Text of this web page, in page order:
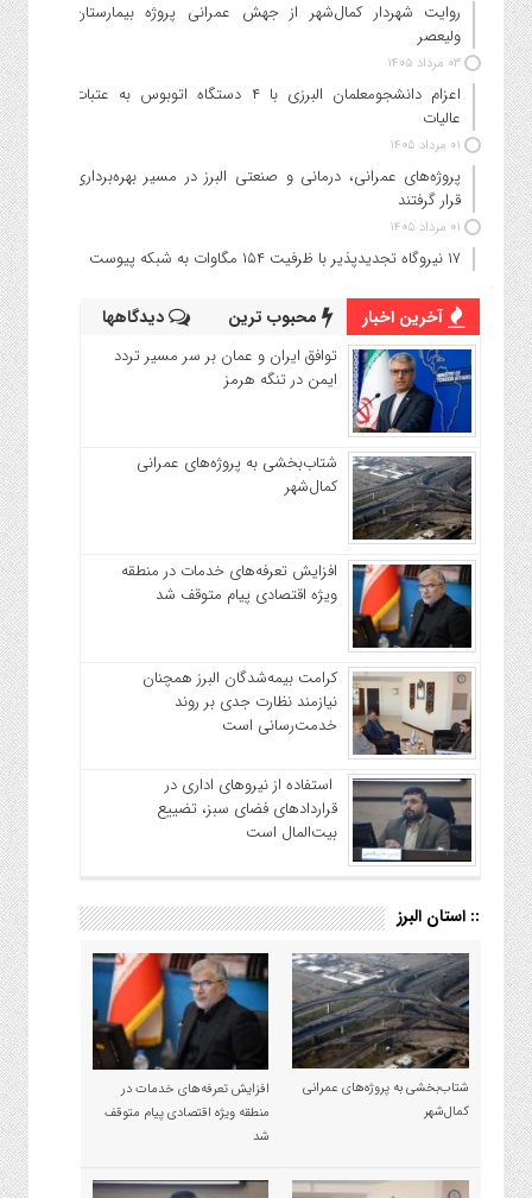
روایت شهردار کمال‌شهر از جهش عمرانی پروژه بیمارستان
ولیعصر
۰۳ مرداد ۱۴۰۵
اعزام دانشجو‌معلمان البرزی با ۴ دستگاه اتوبوس به عتبات
عالیات
۰۱ مرداد ۱۴۰۵
پروژه‌های عمرانی، درمانی و صنعتی البرز در مسیر بهره‌برداری
قرار گرفتند
۰۱ مرداد ۱۴۰۵
۱۷ نیروگاه تجدیدپذیر با ظرفیت ۱۵۴ مگاوات به شبکه پیوست
آخرین اخبار محبوب ترین دیدگاهها
توافق ایران و عمان بر سر مسیر تردد
ایمن در تنگه هرمز
شتاب‌بخشی به پروژه‌های عمرانی
کمال‌شهر
افزایش تعرفه‌های خدمات در منطقه
ویژه اقتصادی پیام متوقف شد
کرامت بیمه‌شدگان البرز همچنان
نیازمند نظارت جدی بر روند
خدمت‌رسانی است
استفاده از نیروهای اداری در
قراردادهای فضای سبز، تضییع
بیت‌المال است
:: استان البرز
شتاب‌بخشی به پروژه‌های عمرانی
کمال‌شهر
افزایش تعرفه‌های خدمات در
منطقه ویژه اقتصادی پیام متوقف
شد